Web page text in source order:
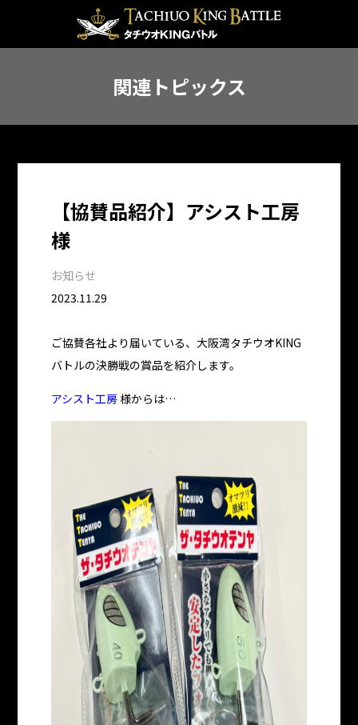
関連トピックス
【協賛品紹介】アシスト工房
様
お知らせ
2023.11.29
ご協賛各社より届いている、大阪湾タチウオKING
バトルの決勝戦の賞品を紹介します。
アシスト工房様からは…